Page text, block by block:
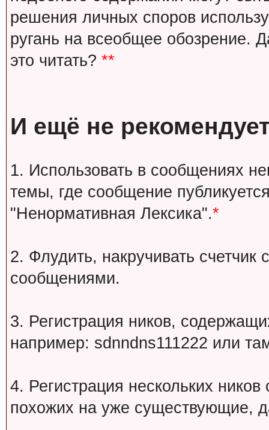
решения личных споров
ругань на всеобщее обозрение.
это читать? **
И ещё не
1. Использовать в сообщениях
темы, где сообщение
"Ненормативная Лексика".*
2. Флудить, накручивать
сообщениями.
3. Регистрация ников,
например: sdnndns111222 или
4. Регистрация нескольких
похожих на уже существующие,